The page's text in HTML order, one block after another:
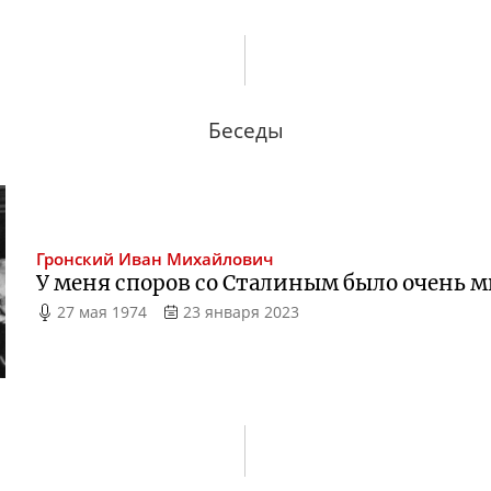
Беседы
Гронский Иван Михайлович
У меня споров со Сталиным было очень
27 мая 1974 23 января 2023